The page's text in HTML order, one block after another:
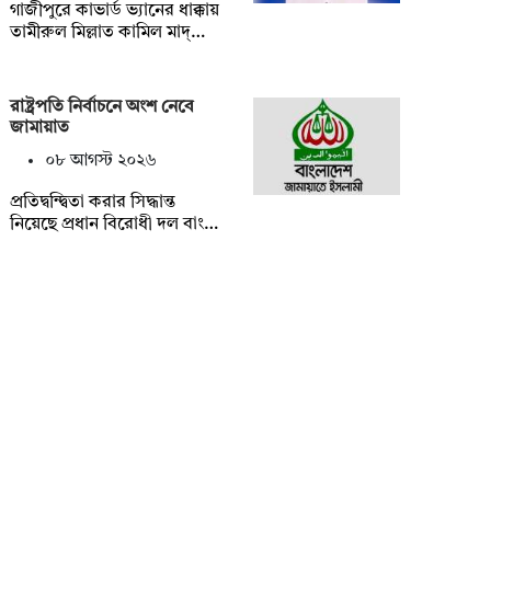
গাজীপুরে কাভার্ড ভ্যানের ধাক্কায়
তামীরুল মিল্লাত কামিল মাদ্…
রাষ্ট্রপতি নির্বাচনে অংশ নেবে
জামায়াত
০৮ আগস্ট ২০২৬
প্রতিদ্বন্দ্বিতা করার সিদ্ধান্ত
নিয়েছে প্রধান বিরোধী দল বাং…